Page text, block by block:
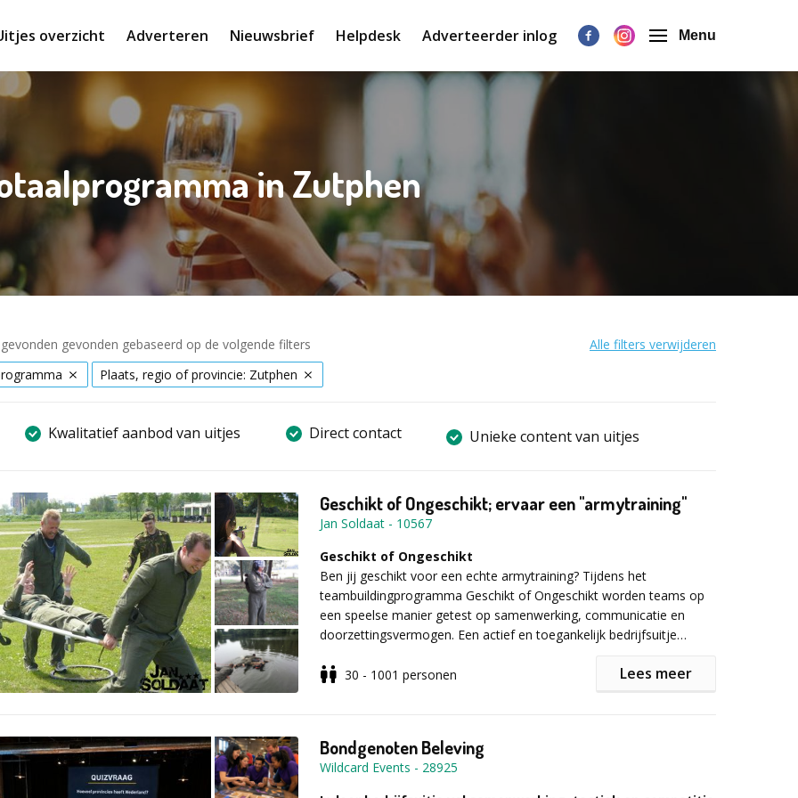
overzicht Adverteren Nieuwsbrief Helpdesk Adverteerder inlog Menu
in Zutphen
gevonden gebaseerd op de volgende filters
Alle filters verwijderen
Plaats, regio of provincie: Zutphen
Kwalitatief aanbod van uitjes Direct contact Unieke content van uitjes
Geschikt of Ongeschikt; ervaar een "armytraining"
Jan Soldaat - 10567
Geschikt of Ongeschikt
Ben jij geschikt voor een echte armytraining? Tijdens het
teambuildingprogramma Geschikt of Ongeschikt worden teams op
een speelse manier getest op samenwerking, communicatie en
doorzettingsvermogen. Een actief en toegankelijk bedrijfsuitje
briefing door Korporaal Jan. Daarna worden de teams ingedeeld en
begint de training. Tijdens verschillende opdrachten worden teams
getest op samenwerking, strategie en communicatie. Denk aan
30 - 1001 personen Lees meer
Bondgenoten Beleving
Wildcard Events - 28925